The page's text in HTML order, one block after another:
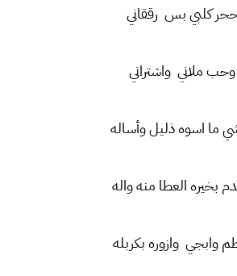
كلبي بس رققاني
وحب ملاني واشتراني
ما اسوه ذليل وأساله
بخيره العطا منه واله
وابجي وازوره بكربله